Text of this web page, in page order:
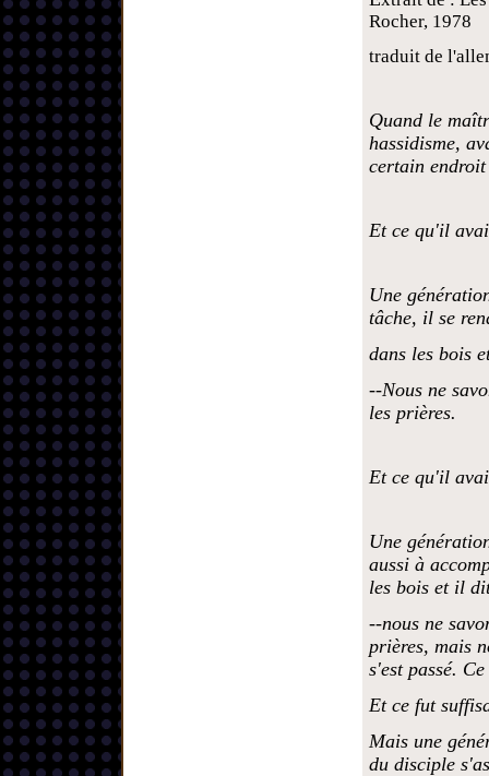
Rocher, 1978
traduit de
Quand le
hassidisme,
certain
Et ce qu'il
Une
tâche, il se
dans les bois
--Nous ne
les prières.
Et ce qu'il
Une
aussi à
les bois et il
--nous ne
prières, mais
s'est passé.
Et ce fut
Mais une
du disciple